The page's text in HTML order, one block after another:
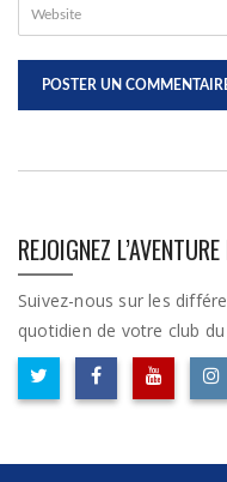
REJOIGNEZ
Suivez-nous sur les
quotidien de votre club